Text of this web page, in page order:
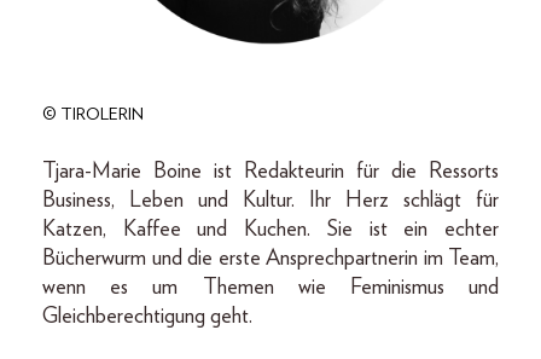
© TIROLERIN
Tjara-Marie Boine ist Redakteurin für die Ressorts
Business, Leben und Kultur. Ihr Herz schlägt für
Katzen, Kaffee und Kuchen. Sie ist ein echter
Bücherwurm und die erste Ansprechpartnerin im Team,
wenn es um Themen wie Feminismus und
Gleichberechtigung geht.